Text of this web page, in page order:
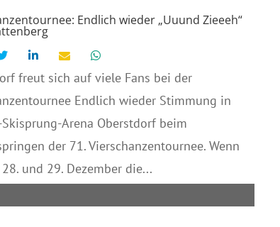
Endlich wieder „Uuund Zieeeh“
freut sich auf viele Fans bei der
Endlich wieder Stimmung in
Skisprung-Arena Oberstdorf beim
der 71. Vierschanzentournee. Wenn
und 29. Dezember die...